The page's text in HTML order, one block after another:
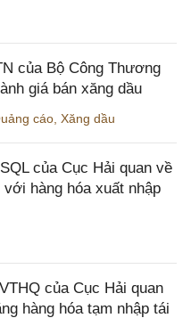
của Bộ Công Thương
giá bán xăng dầu
cáo Xăng dầu
của Cục Hải quan về
hàng hóa xuất nhập
của Cục Hải quan
hàng hóa tạm nhập tái